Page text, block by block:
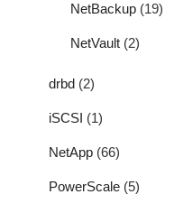
NetBackup (19)
NetVault (2)
drbd (2)
iSCSI (1)
NetApp (66)
PowerScale (5)